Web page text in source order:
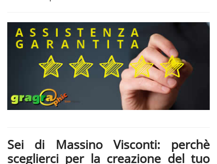
Sei di Massino Visconti: perchè
sceglierci per la creazione del tuo